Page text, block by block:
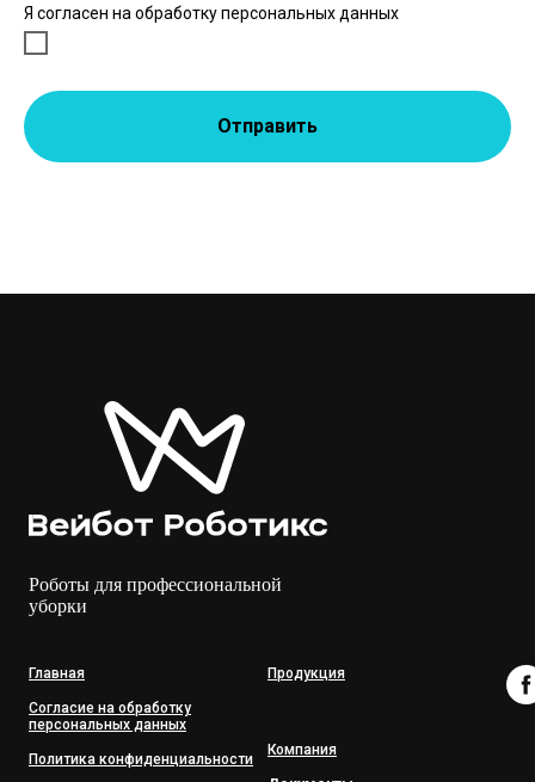
Я согласен на обработку персональных данных
Отправить
Роботы для профессиональной
уборки
Главная
Согласие на обработку
персональных данных
Политика конфиденциальности
Продукция
Компания